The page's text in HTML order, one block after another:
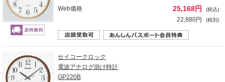
Web価格
25,168円 (税込)
22,880円 (税別)
セイコークロック
電波アナログ掛け時計
GP220B